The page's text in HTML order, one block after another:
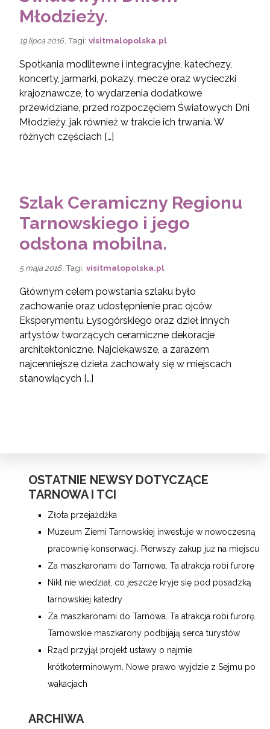
Młodzieży.
19 lipca 2016 , Tagi: visitmalopolska.pl
Spotkania modlitewne i integracyjne, katechezy,
koncerty, jarmarki, pokazy, mecze oraz wycieczki
krajoznawcze, to wydarzenia dodatkowe
przewidziane, przed rozpoczęciem Światowych Dni
Młodzieży, jak również w trakcie ich trwania. W
różnych częściach […]
Szlak Ceramiczny Regionu
Tarnowskiego i jego
odsłona mobilna.
5 maja 2016 , Tagi: visitmalopolska.pl
Głównym celem powstania szlaku było
zachowanie oraz udostępnienie prac ojców
Eksperymentu Łysogórskiego oraz dzieł innych
artystów tworzących ceramiczne dekoracje
architektoniczne. Najciekawsze, a zarazem
najcenniejsze dzieła zachowały się w miejscach
stanowiących […]
OSTATNIE NEWSY DOTYCZĄCE
TARNOWA I TCI
Złota przejażdżka
Muzeum Ziemi Tarnowskiej inwestuje w nowoczesną
pracownię konserwacji. Pierwszy zakup już na miejscu
Za maszkaronami do Tarnowa. Ta atrakcja robi furorę
Nikt nie wiedział, co jeszcze kryje się pod posadzką
tarnowskiej katedry
Za maszkaronami do Tarnowa. Ta atrakcja robi furorę.
Tarnowskie maszkarony podbijają serca turystów
Rząd przyjął projekt ustawy o najmie
krótkoterminowym. Nowe prawo wyjdzie z Sejmu po
wakacjach
ARCHIWA